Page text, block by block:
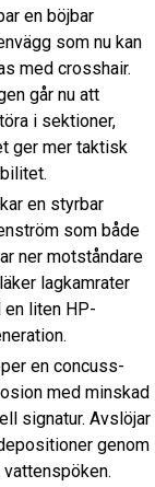
en böjbar
som nu kan
med crosshair.
går nu att
i sektioner,
ger mer taktisk
en styrbar
som både
ner motståndare
lagkamrater
en liten HP-
en concuss-
med minskad
signatur. Avslöjar
genom
vattenspöken.